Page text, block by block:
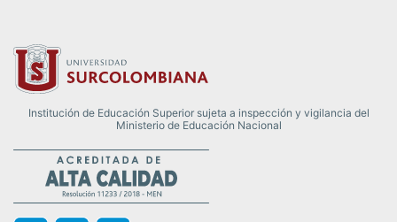
Institución de Educación Superior sujeta a inspección y vigilancia del
Ministerio de Educación Nacional